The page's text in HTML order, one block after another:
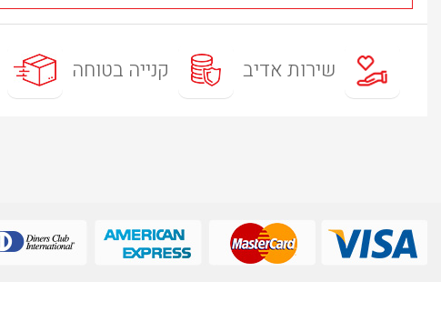
שירות אדיב קנייה בטוחה